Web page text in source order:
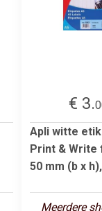
€ 3.
Apli witte
Print & Write
50 mm (b x
Meerdere